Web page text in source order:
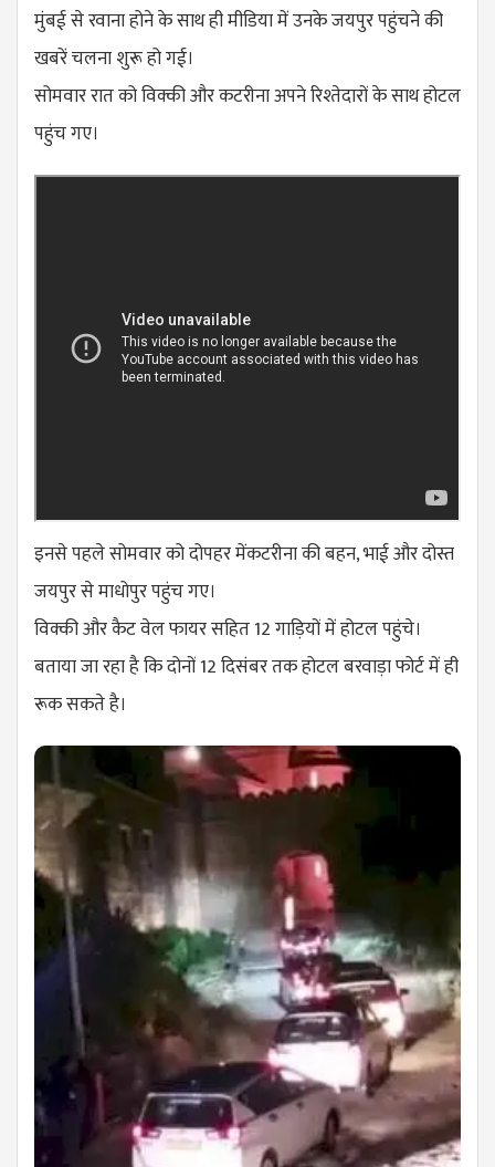
मुंबई से रवाना होने के साथ ही मीडिया में उनके जयपुर पहुंचने की
खबरें चलना शुरू हो गई।
सोमवार रात को विक्की और कटरीना अपने रिश्तेदारों के साथ होटल
पहुंच गए।
इनसे पहले सोमवार को दोपहर मेंकटरीना की बहन, भाई और दोस्त
जयपुर से माधोपुर पहुंच गए।
विक्की और कैट वेल फायर सहित 12 गाड़ियों में होटल पहुंचे।
बताया जा रहा है कि दोनों 12 दिसंबर तक होटल बरवाड़ा फोर्ट में ही
रूक सकते है।